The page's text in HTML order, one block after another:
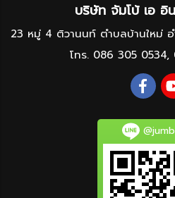
บริษัท จัมโบ้ เอ อิ
23 หมู่ 4 ติวานนท์ ตำบลบ้านใหม่ อ
โทร. 086 305 0534,